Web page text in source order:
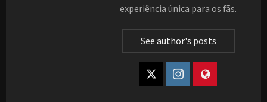
experiência única para os fãs.
See author's posts